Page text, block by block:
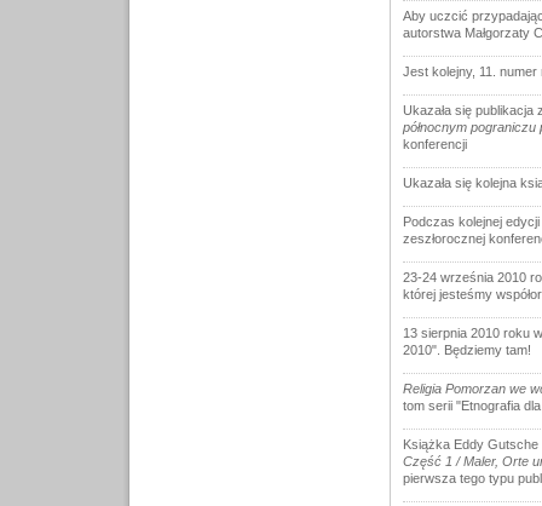
Aby uczcić
autorstwa Małgorzaty
Jest kolejny, 11.
Ukazała się
północnym
konferencji
Ukazała się kolejna
Podczas kolejnej
zeszłorocznej
23-24 września 2010
której jesteśmy
13 sierpnia 2010 roku
2010". Będziemy tam!
Religia Pomorzan we
tom serii "Etnografia
Książka Eddy Gutsche
Część 1 / Maler, Orte
pierwsza tego typu